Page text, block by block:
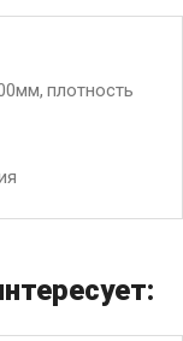
плотность